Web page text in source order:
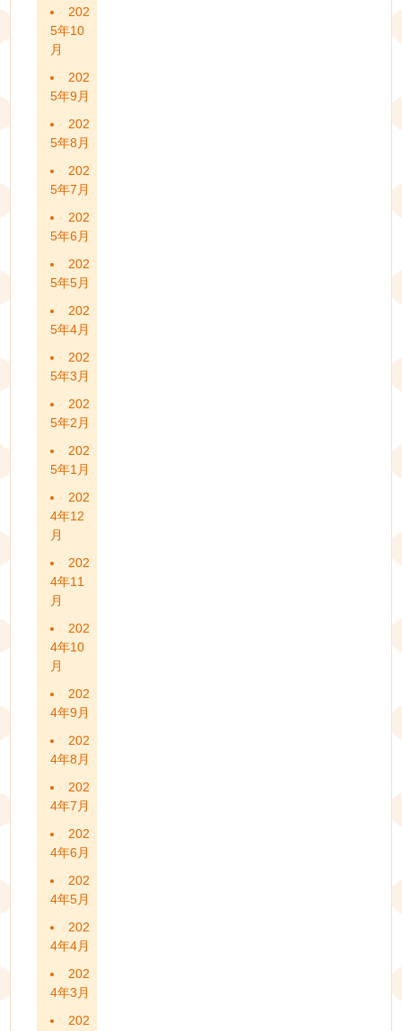
202
5年10
月
202
5年9月
202
5年8月
202
5年7月
202
5年6月
202
5年5月
202
5年4月
202
5年3月
202
5年2月
202
5年1月
202
4年12
月
202
4年11
月
202
4年10
月
202
4年9月
202
4年8月
202
4年7月
202
4年6月
202
4年5月
202
4年4月
202
4年3月
202